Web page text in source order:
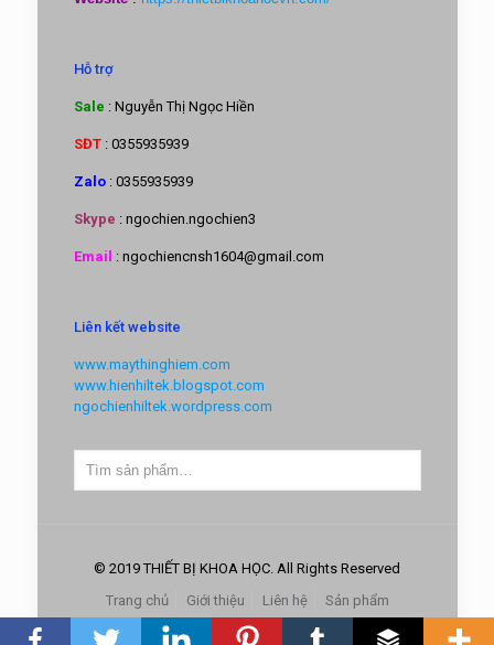
Hỗ trợ
Sale : Nguyễn Thị Ngọc Hiền
SĐT: 0355935939
Zalo : 0355935939
Skype : ngochien.ngochien3
Email : ngochiencnsh1604@gmail.com
Liên kết website
www.maythinghiem.com
www.hienhiltek.blogspot.com
ngochienhiltek.wordpress.com
© 2019 THIẾT BỊ KHOA HỌC. All Rights Reserved
Trang chủ
Giới thiệu Liên hệ Sản phẩm